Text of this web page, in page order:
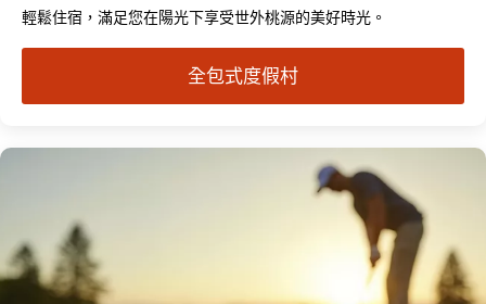
輕鬆住宿，滿足您在陽光下享受世外桃源的美好時光。
全包式度假村